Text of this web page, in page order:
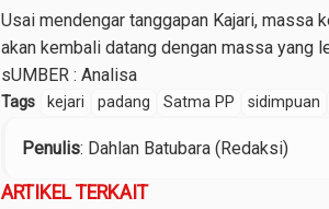
Usai mendengar tanggapan Kajari, massa
akan kembali datang dengan massa yang
sUMBER : Analisa
Tags kejari padang Satma PP sidimpuan
Penulis: Dahlan Batubara (Redaksi)
ARTIKEL TERKAIT